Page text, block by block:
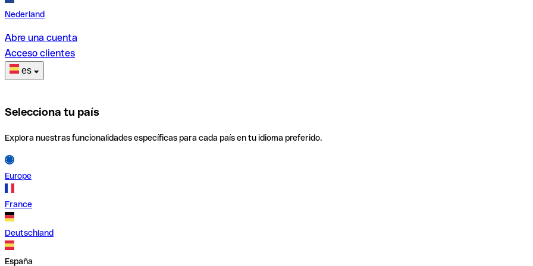
Nederland
Abre una cuenta
Acceso clientes
es
Selecciona tu país
Explora nuestras funcionalidades específicas para cada país en tu idioma preferido.
Europe
France
Deutschland
España